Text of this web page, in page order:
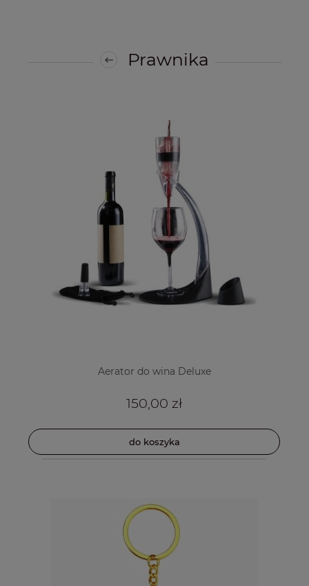
Prawnika
Aerator do wina Deluxe
150,00 zł
do koszyka